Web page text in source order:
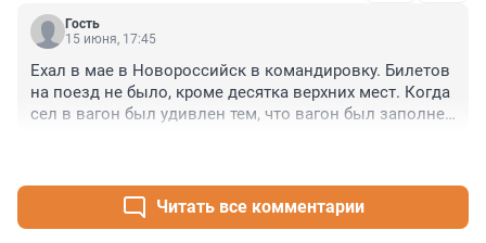
Гость
15 июня, 17:45
Ехал в мае в Новороссийск в командировку. Билетов
на поезд не было, кроме десятка верхних мест. Когда
сел в вагон был удивлен тем, что вагон был заполнен
Читать все комментарии